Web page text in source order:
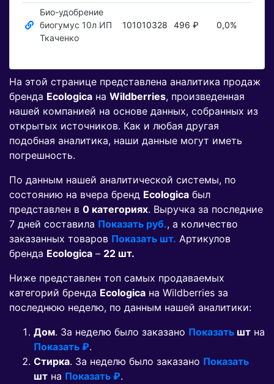
Био-удобрение
биогумус 10л ИП
Ткаченко
101010328 496 ₽ 0,0%
На этой странице представлена аналитика продаж
бренда Ecologica на Wildberries, произведенная
нашей компанией на основе данных, собранных из
открытых источников. Как и любая другая
подобная аналитика, наши данные могут иметь
погрешность.
По данным нашей аналитической системы, по
состоянию на вчера бренд Ecologica был
представлен в 0 категориях. Выручка за последние
7 дней составила Показать руб., а количество
заказанных товаров Показать шт. Артикулов
бренда Ecologica – 22 шт.
Ниже представлен топ самых продаваемых
категорий бренда Ecologica на Wildberries за
последнюю неделю, по данным нашей аналитики:
Дом. За неделю было заказано Показать шт на
Показать ₽.
Стирка. За неделю было заказано Показать
шт на Показать ₽.